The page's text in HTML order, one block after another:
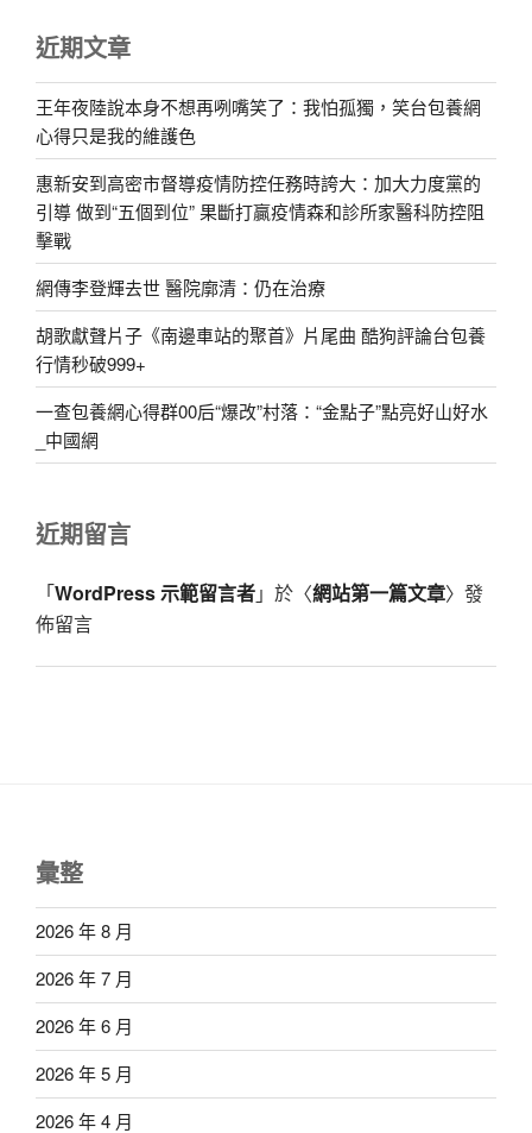
近期文章
王年夜陸說本身不想再咧嘴笑了：我怕孤獨，笑台包養網
心得只是我的維護色
惠新安到高密市督導疫情防控任務時誇大：加大力度黨的
引導 做到“五個到位” 果斷打贏疫情森和診所家醫科防控阻
擊戰
網傳李登輝去世 醫院廓清：仍在治療
胡歌獻聲片子《南邊車站的聚首》片尾曲 酷狗評論台包養
行情秒破999+
一查包養網心得群00后“爆改”村落：“金點子”點亮好山好水
_中國網
近期留言
「WordPress 示範留言者」於〈網站第一篇文章〉發
佈留言
彙整
2026 年 8 月
2026 年 7 月
2026 年 6 月
2026 年 5 月
2026 年 4 月